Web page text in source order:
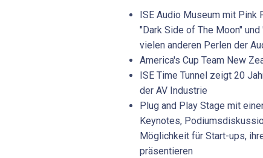
ISE Audio Museum mit
"Dark Side of The Moon"
vielen anderen Perlen der
America's Cup Team New
ISE Time Tunnel zeigt 20
der AV Industrie
Plug and Play Stage mit
Keynotes,
Möglichkeit für Start-ups,
präsentieren